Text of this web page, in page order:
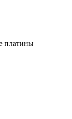
платины